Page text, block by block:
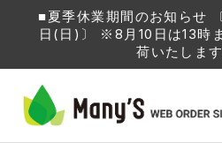
■夏季休業期間のお知らせ
日(日)〕 ※8月10日は13時
荷いたします